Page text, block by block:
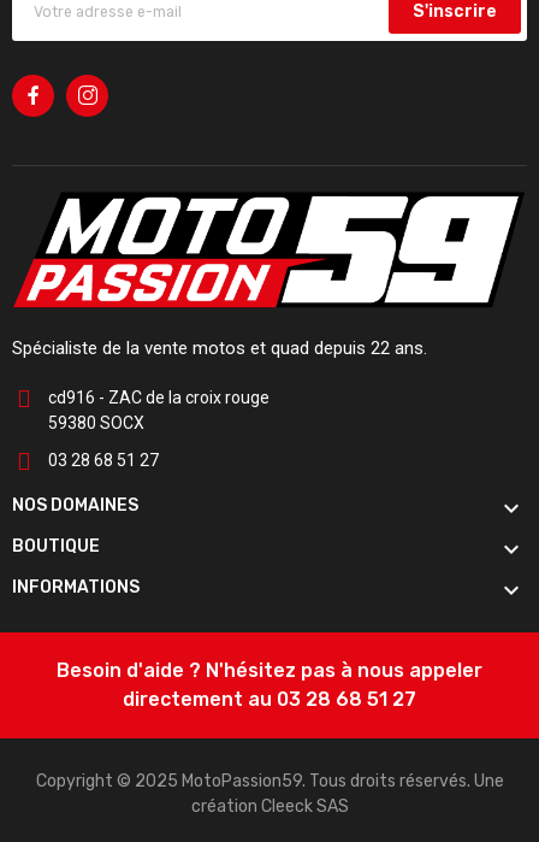
S'inscrire
Spécialiste de la vente motos et quad depuis 22 ans.
cd916 - ZAC de la croix rouge
59380 SOCX
03 28 68 51 27
NOS DOMAINES 
BOUTIQUE 
INFORMATIONS 
Besoin d'aide ? N'hésitez pas à nous appeler
directement au 03 28 68 51 27
Copyright © 2025 MotoPassion59. Tous droits réservés. Une
création Cleeck SAS